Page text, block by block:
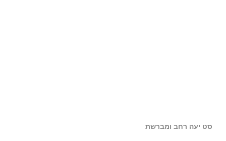
סט יעה רחב ומברשת